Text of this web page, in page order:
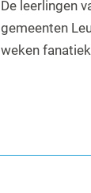
De leerlingen
gemeenten
weken